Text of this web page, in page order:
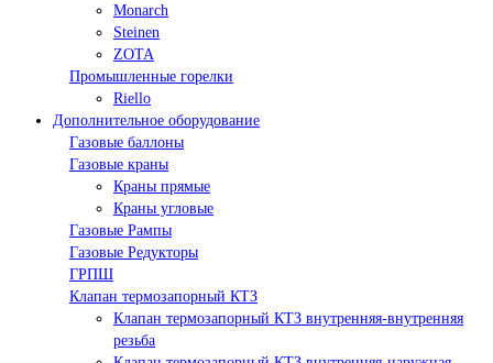
Monarch
Steinen
ZOTA
Промышленные горелки
Riello
Дополнительное оборудование
Газовые баллоны
Газовые краны
Краны прямые
Краны угловые
Газовые Рампы
Газовые Редукторы
ГРПШ
Клапан термозапорный КТЗ
Клапан термозапорный КТЗ внутренняя-внутренняя
резьба